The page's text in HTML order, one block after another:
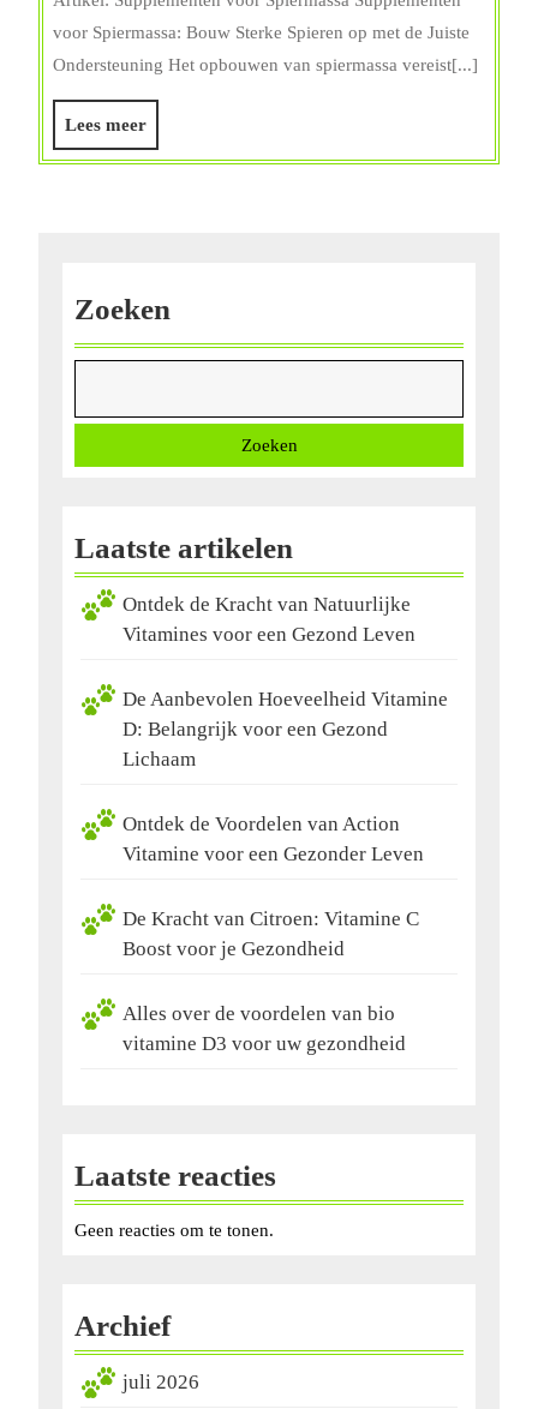
Effectieve
Supplementen
voor Spiermassa: Bouw Sterke Spieren op met de Juiste
Ondersteuning Het opbouwen van spiermassa vereist[...]
Lees meerLees
meer
Zoeken
Zoeken
Laatste artikelen
Ontdek de Kracht van Natuurlijke
Vitamines voor een Gezond Leven
De Aanbevolen Hoeveelheid Vitamine
D: Belangrijk voor een Gezond
Lichaam
Ontdek de Voordelen van Action
Vitamine voor een Gezonder Leven
De Kracht van Citroen: Vitamine C
Boost voor je Gezondheid
Alles over de voordelen van bio
vitamine D3 voor uw gezondheid
Laatste reacties
Geen reacties om te tonen.
Archief
juli 2026